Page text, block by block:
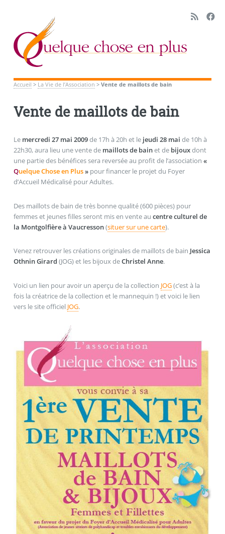
Accueil > La Vie de l’Association > Vente de maillots de bain
Vente de maillots de bain
Le mercredi 27 mai 2009de 17h à 20h et le jeudi 28 mai de 10h à
22h30, aura lieu une vente de maillots de bainet de bijouxdont
une partie des bénéfices sera reversée au profit de l’association «
Quelque Chose en Plus» pour financer le projet du Foyer
d’Accueil Médicalisé pour Adultes.
Des maillots de bain de très bonne qualité (600 pièces) pour
femmes et jeunes filles seront mis en vente au centre culturel de
la Montgolfière à Vaucresson(situer sur une carte).
Venez retrouver les créations originales de maillots de bain Jessica
Othnin Girard (JOG) et les bijoux deChristel Anne.
Voici un lien pour avoir un aperçu de la collection JOG(c’est à la
fois la créatrice de la collection et le mannequin !) et voici le lien
vers le site officiel JOG.